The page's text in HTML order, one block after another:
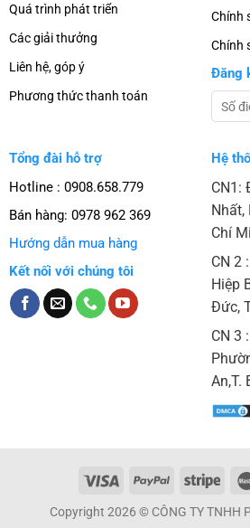
Quá trình phát triển
Các giải thưởng
Liên hệ, góp ý
Phương thức thanh toán
Chính
Chính
Đăng
Tổng đài hỗ trợ
Hotline : 0908.658.779
Bán hàng: 0978 962 369
Hướng dẫn mua hàng
Kết nối với chúng tôi
Hệ
CN1:
Nhất,
Chí
CN 2
Hiệp
Đức,
CN 3
An,T.
Copyright 2026 © CÔNG TY TNHH